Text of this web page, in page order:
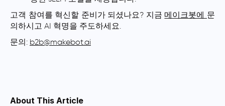
고객 참여를 혁신할 준비가 되셨나요? 지금 메이크봇에 문
의하시고 AI 혁명을 주도하세요.
문의: b2b@makebot.ai
About This Article